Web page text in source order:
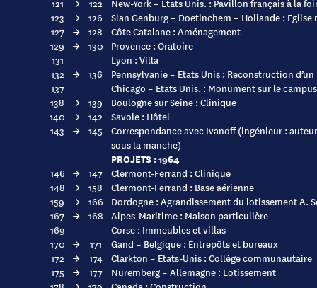
121
→ 122
New-York – Etats Unis. : Pavillon français à la
123
→ 126
Slan Genburg – Doetinchem – Hollande :
127
→ 128
Côte Catalane : Aménagement
129
→ 130
Provence : Oratoire
131
Lyon : Villa
132
→ 136
Pennsylvanie – Etats Unis : Reconstruction
137
Chicago – Etats Unis. : Monument sur le
138
→ 139
Boulogne sur Seine : Clinique
140 → 142 Savoie : Hôtel
143
→ 145
Correspondance avec Ivanoff (ingénieur :
sous la manche)
PROJETS : 1964
146 → 147 Clermont-Ferrand : Clinique
148 → 158
Clermont-Ferrand : Base aérienne
159
→ 166
Dordogne : Agrandissement du lotissement A.
167 → 168 Alpes-Maritime : Maison particulière
169
Corse : Immeubles et villas
170 → 171
Gand – Belgique : Entrepôts et bureaux
172
→ 174
Clarkton – Etats-Unis : Collège communautaire
175
→ 177
Nuremberg – Allemagne : Lotissement